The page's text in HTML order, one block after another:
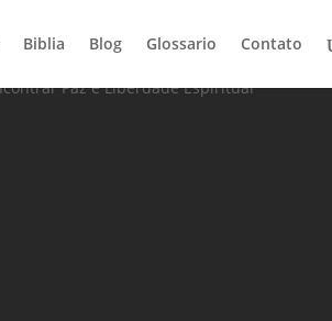
Biblia Blog Glossario Contato